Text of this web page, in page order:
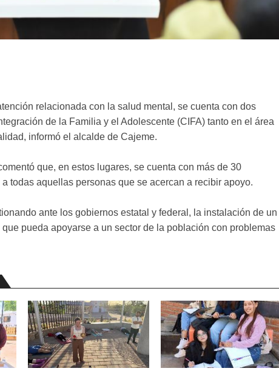
relacionada con la salud mental, se cuenta con dos
de la Familia y el Adolescente (CIFA) tanto en el área
informó el alcalde de Cajeme.
que, en estos lugares, se cuenta con más de 30
todas aquellas personas que se acercan a recibir apoyo.
ante los gobiernos estatal y federal, la instalación de un
pueda apoyarse a un sector de la población con problemas